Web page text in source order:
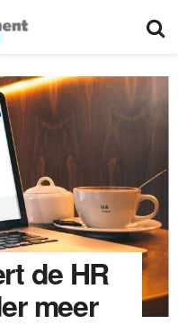
de HR
meer